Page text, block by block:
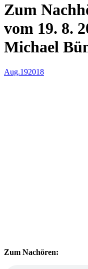
Zum
vom 19. 8.
Michael
Aug.192018
Zum Nachören: